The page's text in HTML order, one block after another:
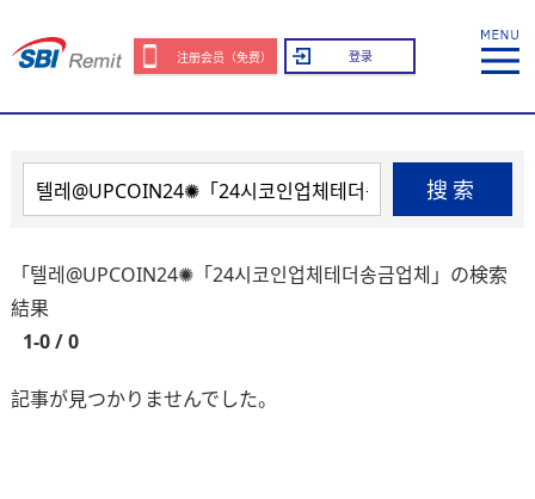
注册会员（免费） 登录
搜索
「텔레@UPCOIN24✺「24시코인업체테더송금업체」の検索
結果
1-0 / 0
記事が見つかりませんでした。